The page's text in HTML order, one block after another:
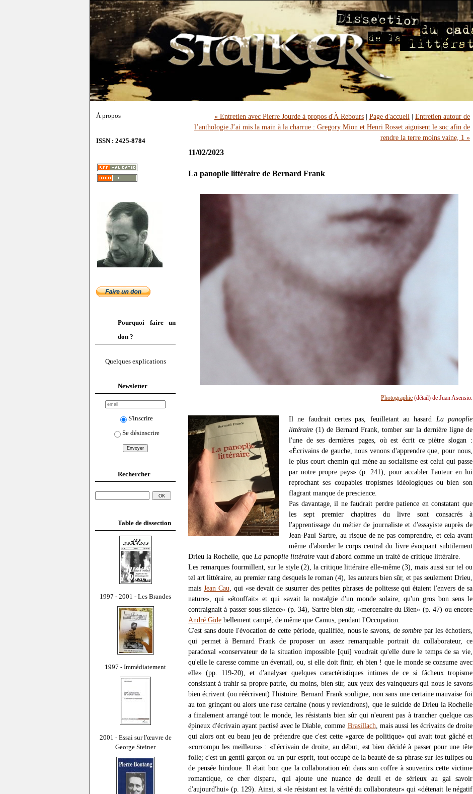
À propos
ISSN : 2425-8784
Pourquoi faire un
don ?
Quelques explications
Newsletter
S'inscrire
Se désinscrire
Rechercher
Table de dissection
1997 - 2001 - Les Brandes
1997 - Immédiatement
2001 - Essai sur l'œuvre de
George Steiner
« Entretien avec Pierre Jourde à propos d'À Rebours| Page d'accueil | Entretien autour de
l’anthologie J’ai mis la main à la charrue : Gregory Mion et Henri Rosset aiguisent le soc afin de
rendre la terre moins vaine, 1 »
11/02/2023
La panoplie littéraire de Bernard Frank
Photographie(détail) de Juan Asensio.
Il ne faudrait certes pas, feuilletant au hasard La panoplie
littéraire (1) de Bernard Frank, tomber sur la dernière ligne de
l'une de ses dernières pages, où est écrit ce piètre slogan :
«Écrivains de gauche, nous venons d'apprendre que, pour nous,
le plus court chemin qui mène au socialisme est celui qui passe
par notre propre pays» (p. 241), pour accabler l'auteur en lui
reprochant ses coupables tropismes idéologiques ou bien son
flagrant manque de prescience.
Pas davantage, il ne faudrait perdre patience en constatant que
les sept premier chapitres du livre sont consacrés à
l'apprentissage du métier de journaliste et d'essayiste auprès de
Jean-Paul Sartre, au risque de ne pas comprendre, et cela avant
même d'aborder le corps central du livre évoquant subtilement
Drieu la Rochelle, que La panoplie littéraire vaut d'abord comme un traité de critique littéraire.
Les remarques fourmillent, sur le style (2), la critique littéraire elle-même (3), mais aussi sur tel ou
tel art littéraire, au premier rang desquels le roman (4), les auteurs bien sûr, et pas seulement Drieu,
mais Jean Cau , qui «se devait de susurrer des petites phrases de politesse qui étaient l'envers de sa
nature», qui «étouffait» et qui «avait la nostalgie d'un monde solaire, qu'un gros bon sens le
contraignait à passer sous silence» (p. 34), Sartre bien sûr, «mercenaire du Bien» (p. 47) ou encore
André Gide bellement campé, de même que Camus, pendant l'Occupation.
C'est sans doute l'évocation de cette période, qualifiée, nous le savons, desombre par les échotiers,
qui permet à Bernard Frank de proposer un assez remarquable portrait du collaborateur, ce
paradoxal «conservateur de la situation impossible [qui] voudrait qu'elle dure le temps de sa vie,
qu'elle le caresse comme un éventail, ou, si elle doit finir, eh bien ! que le monde se consume avec
elle» (pp. 119-20), et d'analyser quelques caractéristiques intimes de ce si fâcheux tropisme
consistant à trahir sa propre patrie, du moins, bien sûr, aux yeux des vainqueurs qui nous le savons
bien écrivent (ou réécrivent) l'histoire. Bernard Frank souligne, non sans une certaine mauvaise foi
au ton grinçant ou alors une ruse certaine (nous y reviendrons), que le suicide de Drieu la Rochelle
a finalement arrangé tout le monde, les résistants bien sûr qui n'eurent pas à trancher quelque cas
épineux d'écrivain ayant pactisé avec le Diable, comme Brasillach , mais aussi les écrivains de droite
qui alors ont eu beau jeu de prétendre que c'est cette «garce de politique» qui avait tout gâché et
«corrompu les meilleurs» : «l'écrivain de droite, au début, est bien décidé à passer pour une tête
folle; c'est un gentil garçon ou un pur esprit, tout occupé de la beauté de sa phrase sur les tulipes ou
de pensée hindoue. Il était bon que la collaboration eût dans son coffre à souvenirs cette victime
romantique, ce cher disparu, qui ajoute une nuance de deuil et de sérieux au gai savoir
d'aujourd'hui» (p. 129). Ainsi, si «le résistant est la vérité du collaborateur» qui «détenait le négatif